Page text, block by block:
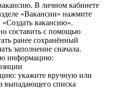
В личном кабинете
«Вакансии» нажмите
вакансию».
составить с помощью
ранее сохранённый
заполнение сначала.
информацию:
укажите вручную или
выпадающего списка